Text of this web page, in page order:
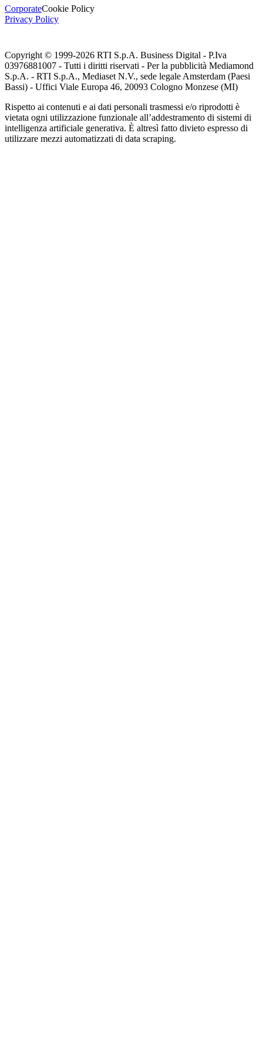
CorporateCookie Policy
Privacy Policy
Copyright © 1999-2026 RTI S.p.A. Business Digital - P.Iva
03976881007 - Tutti i diritti riservati - Per la pubblicità Mediamond
S.p.A. - RTI S.p.A., Mediaset N.V., sede legale Amsterdam (Paesi
Bassi) - Uffici Viale Europa 46, 20093 Cologno Monzese (MI)
Rispetto ai contenuti e ai dati personali trasmessi e/o riprodotti è
vietata ogni utilizzazione funzionale all’addestramento di sistemi di
intelligenza artificiale generativa. È altresì fatto divieto espresso di
utilizzare mezzi automatizzati di data scraping.